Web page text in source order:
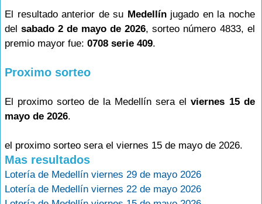
El resultado anterior de su Medellínjugado en la noche
delsabado 2 de mayo de 2026, sorteo número 4833, el
premio mayor fue: 0708 serie 409.
Proximo sorteo
El proximo sorteo de la Medellín sera elviernes 15 de
mayo de 2026.
el proximo sorteo sera el viernes 15 de mayo de 2026.
Mas resultados
Lotería de Medellín viernes 29 de mayo 2026
Lotería de Medellín viernes 22 de mayo 2026